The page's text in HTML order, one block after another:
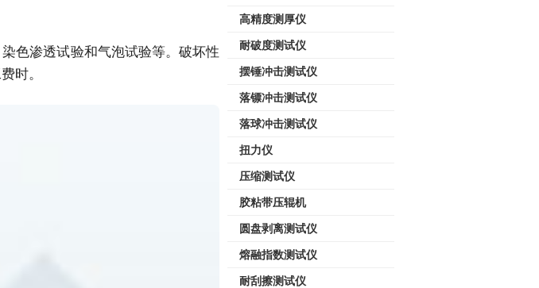
色渗透试验和气泡试验等。破坏性
时。
高精度测厚仪
耐破度测试仪
摆锤冲击测试仪
落镖冲击测试仪
落球冲击测试仪
扭力仪
压缩测试仪
胶粘带压辊机
圆盘剥离测试仪
熔融指数测试仪
耐刮擦测试仪